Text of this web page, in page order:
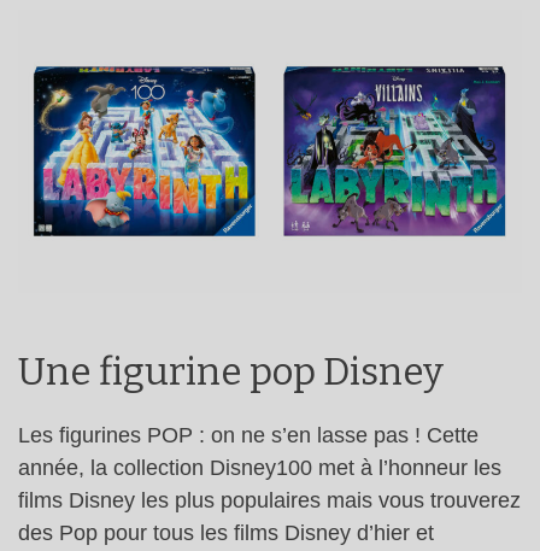
Une figurine pop Disney
Les figurines POP : on ne s’en lasse pas ! Cette
année, la collection Disney100 met à l’honneur les
films Disney les plus populaires mais vous trouverez
des Pop pour tous les films Disney d’hier et